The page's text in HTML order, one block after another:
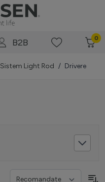
B2B 0
Sistem Light Rod / Drivere